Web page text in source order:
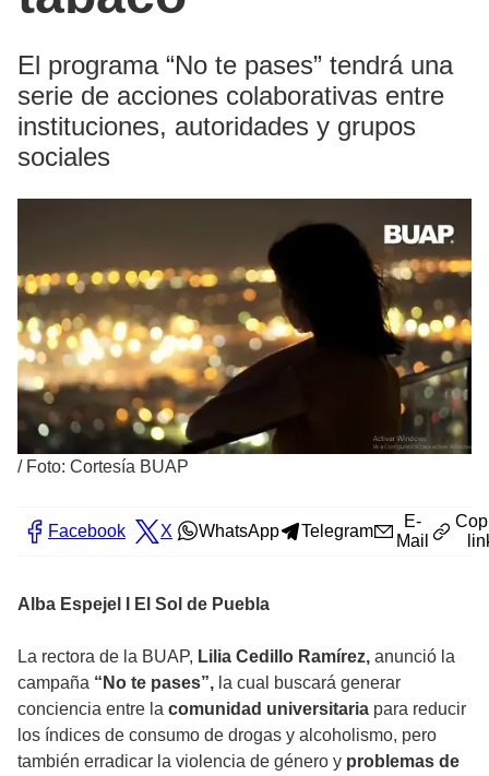
El programa “No te pases” tendrá una
serie de acciones colaborativas entre
instituciones, autoridades y grupos
sociales
/ Foto: Cortesía BUAP
Facebook X WhatsApp Telegram
E-
Mail
Alba Espejel I El Sol de Puebla
La rectora de la BUAP, Lilia Cedillo Ramírez, anunció la
campaña “No te pases”, la cual buscará generar
conciencia entre la comunidad universitaria para reducir
los índices de consumo de drogas y alcoholismo, pero
también erradicar la violencia de género y problemas de